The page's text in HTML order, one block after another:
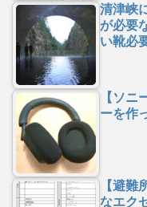
清津峡
が必要
い靴必
【ソ
ーを作
【避
なエク